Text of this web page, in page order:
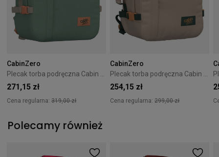
CabinZero
Plecak torba podręczna Cabin Zero Classic 44L Sage Forest
271,15 zł
Cena regularna: 319,00 zł
CabinZero
Plecak torba podręczna Cabin Zero Classic 36L Cebu Sands
254,15 zł
Cena regularna: 299,00 zł
Polecamy również